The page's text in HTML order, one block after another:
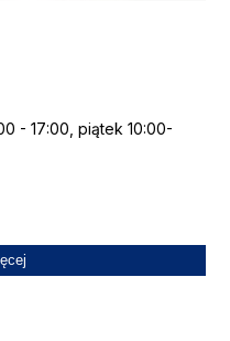
- 17:00, piątek 10:00-